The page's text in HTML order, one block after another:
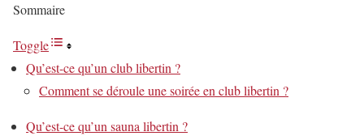
Sommaire
Toggle
Qu’est-ce qu’un club libertin ?
Comment se déroule une soirée en club libertin ?
Qu’est-ce qu’un sauna libertin ?